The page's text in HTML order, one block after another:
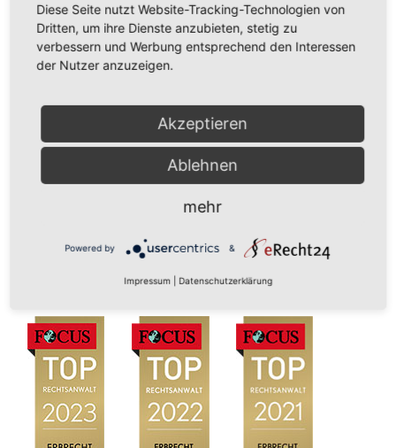
Ausgezeichnet durch:
Diese Seite nutzt Website-Tracking-Technologien von
Dritten, um ihre Dienste anzubieten, stetig zu
verbessern und Werbung entsprechend den Interessen
der Nutzer anzuzeigen.
Akzeptieren
Ablehnen
mehr
Powered by &
Impressum Datenschutzerklärung